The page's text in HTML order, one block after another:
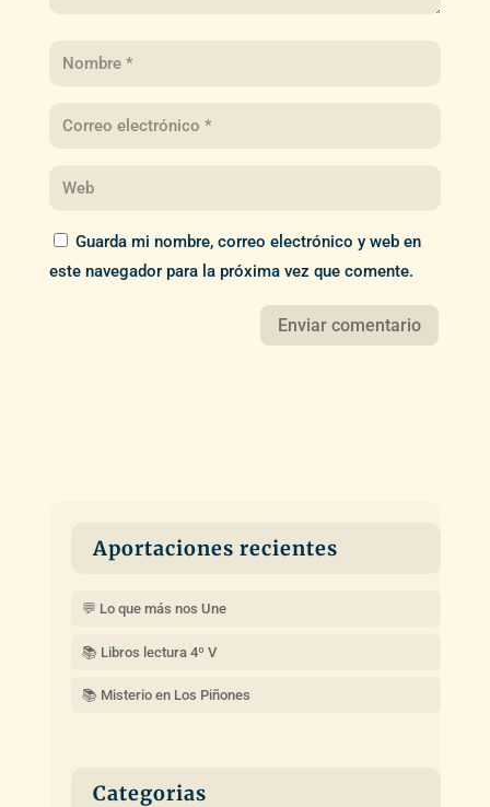
Guarda mi nombre, correo electrónico y web en
este navegador para la próxima vez que comente.
Aportaciones recientes
💬 Lo que más nos Une
📚 Libros lectura 4º V
📚 Misterio en Los Piñones
Categorias